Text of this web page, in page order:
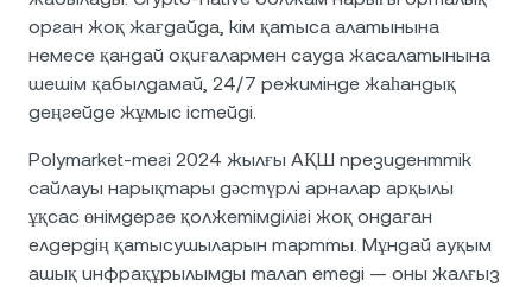
орган жоқ жағдайда, кім қатыса алатынына
немесе қандай оқиғалармен сауда жасалатынына
шешім қабылдамай, 24/7 режимінде жаһандық
деңгейде жұмыс істейді.
Polymarket-тегі 2024 жылғы АҚШ президенттік
сайлауы нарықтары дәстүрлі арналар арқылы
ұқсас өнімдерге қолжетімділігі жоқ ондаған
елдердің қатысушыларын тартты. Мұндай ауқым
ашық инфрақұрылымды талап етеді — оны жалғыз